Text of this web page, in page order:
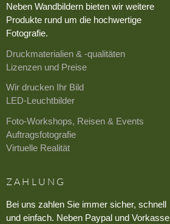
Neben Wandbildern bieten wir weitere
Produkte rund um die hochwertige
Fotografie.
Druckmaterialien & -qualitäten
Lizenzen und Preise
Wir drucken Ihr Bild
LED-Leuchtbilder
Foto-Workshops, Reisen & Events
Auftragsfotografie
Virtuelle Realität
ZAHLUNG
Bei uns zahlen Sie immer sicher, schnell
und einfach. Neben Paypal und Vorkasse